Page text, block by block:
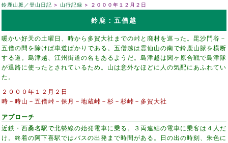
鈴鹿山脈／登山日記 山行記録 ２０００年１２月２日
鈴鹿：五僧越
暖かい好天の土曜日、時から多賀大社までの峠と廃村を巡った。毘沙門谷－
五僧の間を除けば車道ばかりである。五僧越は霊仙山の南で鈴鹿山脈を横断
する道。島津越、江州街道の名もあるようだ。島津越は関ヶ原合戦で島津隊
が退路に使ったとされているため。山は意外なほどに人の気配にあふれてい
た。
２０００年１２月２日
時－時山－五僧峠－保月－地蔵峠－杉－杉峠－多賀大社
アプローチ
近鉄・西桑名駅で北勢線の始発電車に乗る。３両連結の電車に乗客は４人だ
け。終着の阿下喜駅ではバスの出発まで時間がある。日の出の時刻、朱色に